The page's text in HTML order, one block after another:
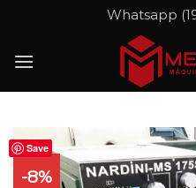
content
Whatsapp
Save
-8%